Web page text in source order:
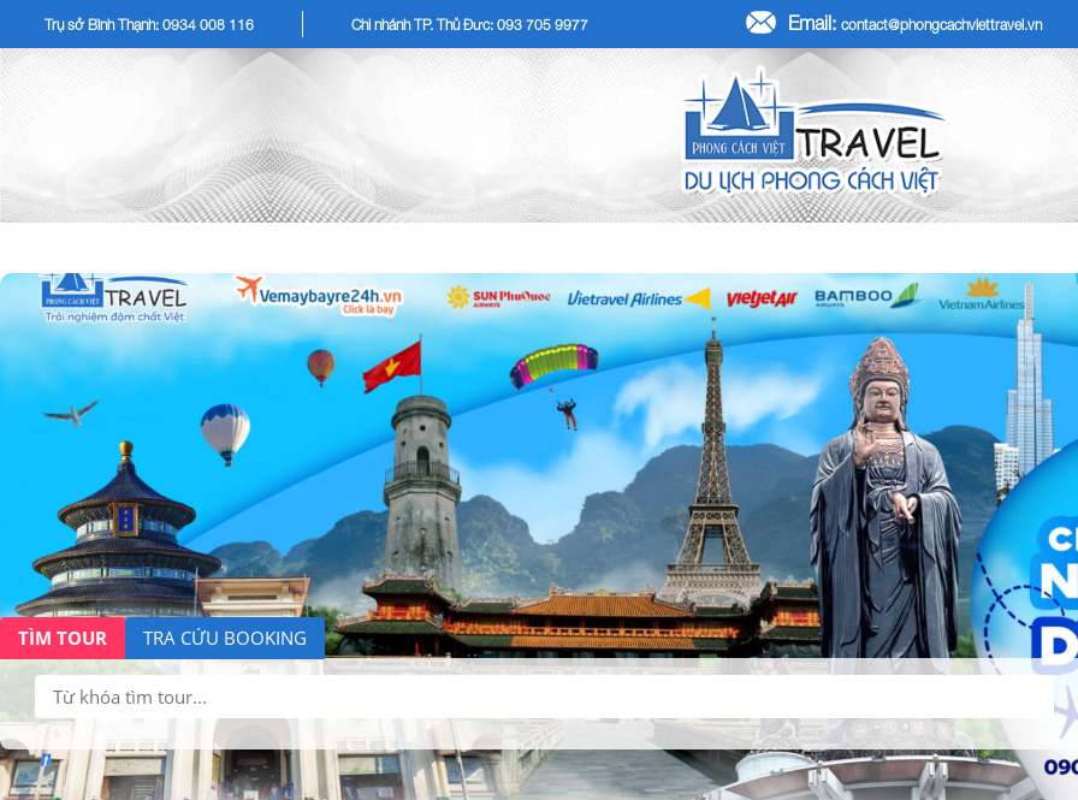
Trụ sở Bình Thạnh: 0934 008 116 Chi nhánh TP. Thủ Đức: 093 705 9977 Email: contact@phongcachviettravel.vn
TÌM TOUR TRA CỨU BOOKING
Tìm
kiếm: